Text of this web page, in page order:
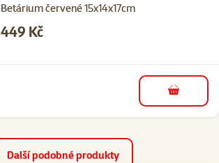
Betárium červené 15x14x17cm
Cena
449 Kč
do košíku
Další podobné produkty